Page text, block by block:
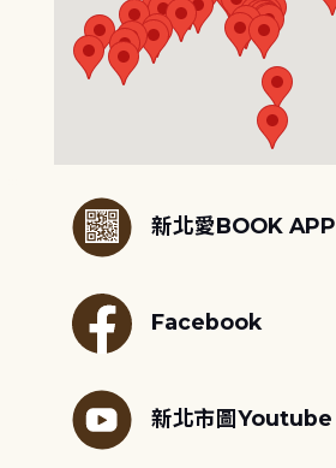
新北愛BOOK APP
Facebook
新北市圖Youtube